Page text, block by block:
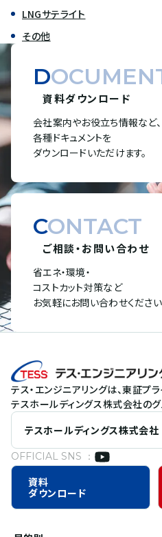
LNGサテライト
その他
資料ダウンロード
会社案内やお役立ち情報など、
各種ドキュメントを
ダウンロードいただけます。
CONTACT
ご相談・お問い合わせ
省エネ・環境・
コストカット対策など
お気軽にお問い合わせください
テス・エンジニアリングは、東証プ
テスホールディングス株式会社のグ
テスホールディングス株式会社
OFFICIAL SNS ：
資料
ダウンロード